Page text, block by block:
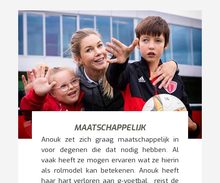
MAATSCHAPPELIJK
Anouk zet zich graag maatschappelijk in
voor degenen die dat nodig hebben. Al
vaak heeft ze mogen ervaren wat ze hierin
als rolmodel kan betekenen. Anouk heeft
haar hart verloren aan g-voetbal, reist de